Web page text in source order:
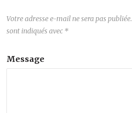
Votre adresse e-mail ne sera pas publiée.
sont indiqués avec *
Message